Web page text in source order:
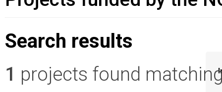
Search results
1 projects found